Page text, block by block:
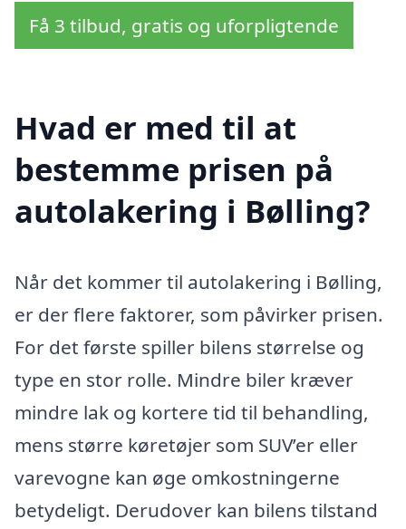
Få 3 tilbud, gratis og uforpligtende
Hvad er med til at
bestemme prisen på
autolakering i Bølling?
Når det kommer til autolakering i Bølling,
er der flere faktorer, som påvirker prisen.
For det første spiller bilens størrelse og
type en stor rolle. Mindre biler kræver
mindre lak og kortere tid til behandling,
mens større køretøjer som SUV’er eller
varevogne kan øge omkostningerne
betydeligt. Derudover kan bilens tilstand